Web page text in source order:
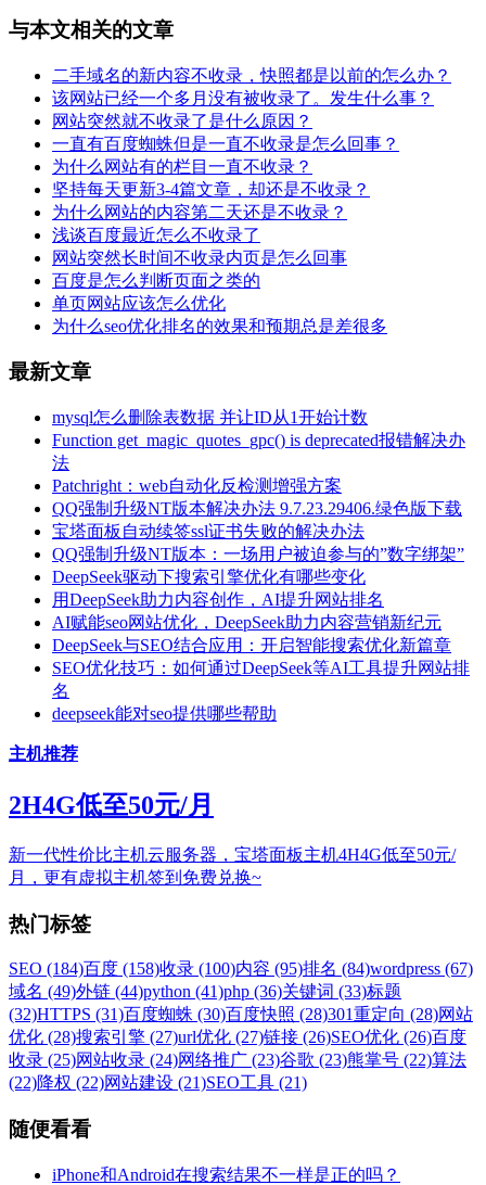
与本文相关的文章
二手域名的新内容不收录，快照都是以前的怎么办？
该网站已经一个多月没有被收录了。发生什么事？
网站突然就不收录了是什么原因？
一直有百度蜘蛛但是一直不收录是怎么回事？
为什么网站有的栏目一直不收录？
坚持每天更新3-4篇文章，却还是不收录？
为什么网站的内容第二天还是不收录？
浅谈百度最近怎么不收录了
网站突然长时间不收录内页是怎么回事
百度是怎么判断页面之类的
单页网站应该怎么优化
为什么seo优化排名的效果和预期总是差很多
最新文章
mysql怎么删除表数据 并让ID从1开始计数
Function get_magic_quotes_gpc() is deprecated报错解决办
法
Patchright：web自动化反检测增强方案
QQ强制升级NT版本解决办法 9.7.23.29406.绿色版下载
宝塔面板自动续签ssl证书失败的解决办法
QQ强制升级NT版本：一场用户被迫参与的”数字绑架”
DeepSeek驱动下搜索引擎优化有哪些变化
用DeepSeek助力内容创作，AI提升网站排名
AI赋能seo网站优化，DeepSeek助力内容营销新纪元
DeepSeek与SEO结合应用：开启智能搜索优化新篇章
SEO优化技巧：如何通过DeepSeek等AI工具提升网站排
名
deepseek能对seo提供哪些帮助
主机推荐
2H4G低至50元/月
新一代性价比主机云服务器，宝塔面板主机4H4G低至50元/
月，更有虚拟主机签到免费兑换~
热门标签
SEO (184)百度 (158)收录 (100)内容 (95)排名 (84)wordpress (67)
域名 (49)外链 (44)python (41)php (36)关键词 (33)标题
(32)HTTPS (31)百度蜘蛛 (30)百度快照 (28)301重定向 (28)网站
优化 (28)搜索引擎 (27)url优化 (27)链接 (26)SEO优化 (26)百度
收录 (25)网站收录 (24)网络推广 (23)谷歌 (23)熊掌号 (22)算法
(22)降权 (22)网站建设 (21)SEO工具 (21)
随便看看
iPhone和Android在搜索结果不一样是正的吗？